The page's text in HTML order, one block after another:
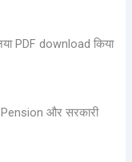
PDF download किया
और सरकारी